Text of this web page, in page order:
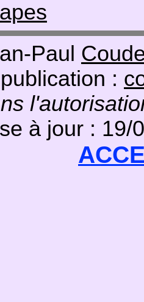
Paul
:
à jour : 19/